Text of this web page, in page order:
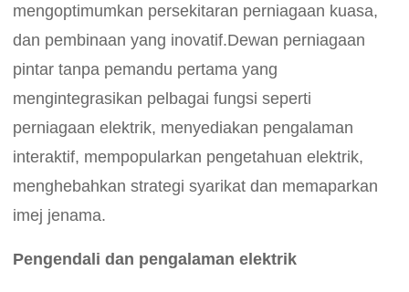
mengoptimumkan persekitaran perniagaan kuasa,
dan pembinaan yang inovatif.Dewan perniagaan
pintar tanpa pemandu pertama yang
mengintegrasikan pelbagai fungsi seperti
perniagaan elektrik, menyediakan pengalaman
interaktif, mempopularkan pengetahuan elektrik,
menghebahkan strategi syarikat dan memaparkan
imej jenama.
Pengendali dan pengalaman elektrik